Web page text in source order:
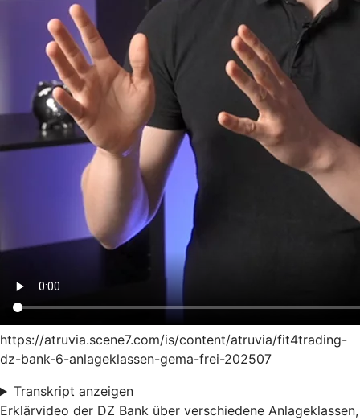
https://atruvia.scene7.com/is/content/atruvia/fit4trading-
dz-bank-6-anlageklassen-gema-frei-202507
Transkript anzeigen
Erklärvideo der DZ Bank über verschiedene Anlageklassen,